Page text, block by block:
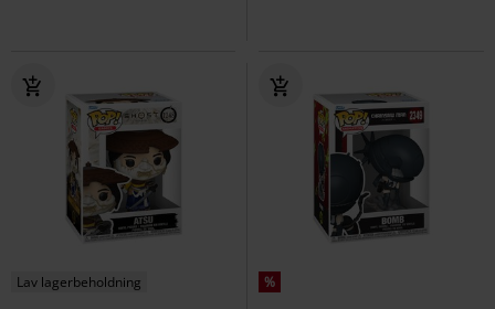
Lav lagerbeholdning %